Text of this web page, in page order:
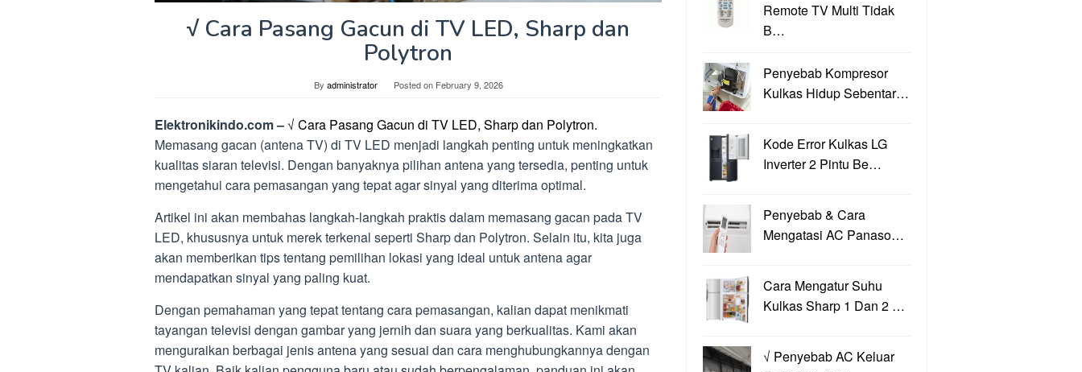
√ Cara Pasang Gacun di TV LED, Sharp dan
Polytron
By administrator Posted on February 9, 2026
Elektronikindo.com – √ Cara Pasang Gacun di TV LED, Sharp dan Polytron.
Memasang gacan (antena TV) di TV LED menjadi langkah penting untuk meningkatkan
kualitas siaran televisi. Dengan banyaknya pilihan antena yang tersedia, penting untuk
mengetahui cara pemasangan yang tepat agar sinyal yang diterima optimal.
Artikel ini akan membahas langkah-langkah praktis dalam memasang gacan pada TV
LED, khususnya untuk merek terkenal seperti Sharp dan Polytron. Selain itu, kita juga
akan memberikan tips tentang pemilihan lokasi yang ideal untuk antena agar
mendapatkan sinyal yang paling kuat.
Dengan pemahaman yang tepat tentang cara pemasangan, kalian dapat menikmati
tayangan televisi dengan gambar yang jernih dan suara yang berkualitas. Kami akan
menguraikan berbagai jenis antena yang sesuai dan cara menghubungkannya dengan
Remote TV Multi Tidak
B…
Penyebab Kompresor
Kulkas Hidup Sebentar…
Kode Error Kulkas LG
Inverter 2 Pintu Be…
Penyebab & Cara
Mengatasi AC Panaso…
Cara Mengatur Suhu
Kulkas Sharp 1 Dan 2 …
√ Penyebab AC Keluar